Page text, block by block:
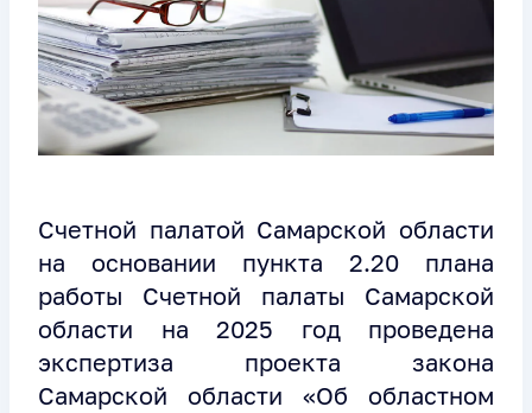
Счетной палатой Самарской области
на основании пункта 2.20 плана
работы Счетной палаты Самарской
области на 2025 год проведена
экспертиза проекта закона
Самарской области «Об областном